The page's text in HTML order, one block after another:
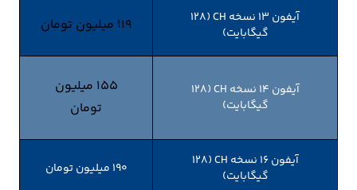
آیفون ۱۳ نسخه CH (۱۲۸
گیگابایت)
119 میلیون تومان
آیفون ۱۴ نسخه CH (۱۲۸
گیگابایت)
155 میلیون
تومان
آیفون ۱۶ نسخه CH (۱۲۸
گیگابایت)
190 میلیون تومان